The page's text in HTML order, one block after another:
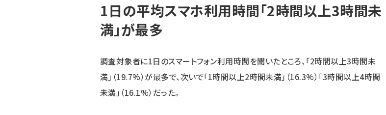
1日の平均スマホ利用時間「2時間以上3時間未
満」が最多
調査対象者に1日のスマートフォン利用時間を聞いたところ、「2時間以上3時間未
満」（19.7%）が最多で、次いで「1時間以上2時間未満」（16.3%）「3時間以上4時間
未満」（16.1%）だった。